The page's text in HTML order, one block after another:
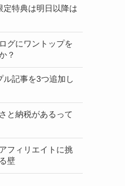
定特典は明日以降は
グにワントップを
？
ル記事を3つ追加し
と納税があるって
フィリエイトに挑
壁